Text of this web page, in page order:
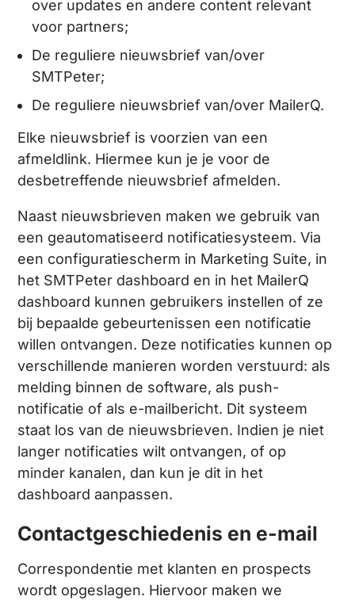
over updates en andere content relevant
voor partners;
De reguliere nieuwsbrief van/over
SMTPeter;
De reguliere nieuwsbrief van/over MailerQ.
Elke nieuwsbrief is voorzien van een
afmeldlink. Hiermee kun je je voor de
desbetreffende nieuwsbrief afmelden.
Naast nieuwsbrieven maken we gebruik van
een geautomatiseerd notificatiesysteem. Via
een configuratiescherm in Marketing Suite, in
het SMTPeter dashboard en in het MailerQ
dashboard kunnen gebruikers instellen of ze
bij bepaalde gebeurtenissen een notificatie
willen ontvangen. Deze notificaties kunnen op
verschillende manieren worden verstuurd: als
melding binnen de software, als push-
notificatie of als e-mailbericht. Dit systeem
staat los van de nieuwsbrieven. Indien je niet
langer notificaties wilt ontvangen, of op
minder kanalen, dan kun je dit in het
dashboard aanpassen.
Contactgeschiedenis en e-mail
Correspondentie met klanten en prospects
wordt opgeslagen. Hiervoor maken we